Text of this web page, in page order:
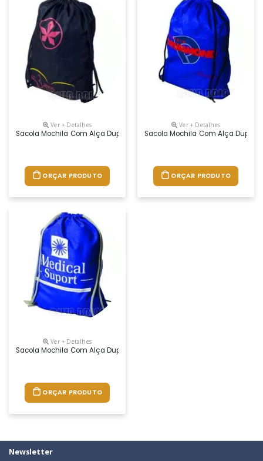
Ver + Detalhes
Sacola Mochila Com Alça Dupla De Ombro Em Cordão. Disponível Em
ORÇAR PRODUTO
Ver + Detalhes
Sacola Mochila Com Alça Dupla
ORÇAR PRODUTO
Ver + Detalhes
Sacola Mochila Com Alça Dupla De Ombro Em Cordão. Disponível Em
ORÇAR PRODUTO
Newsletter